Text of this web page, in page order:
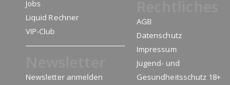
Jobs
Liquid Rechner
VIP-Club
Newsletter anmelden
AGB
Datenschutz
Impressum
Jugend- und
Gesundheitsschutz 18+